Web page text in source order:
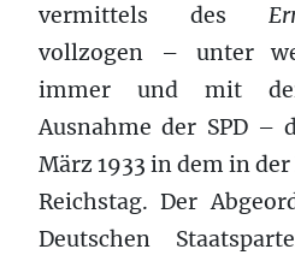
vermittels des
vollzogen – unter
immer und mit der
Ausnahme der SPD –
März 1933 in dem in
Reichstag. Der
Deutschen